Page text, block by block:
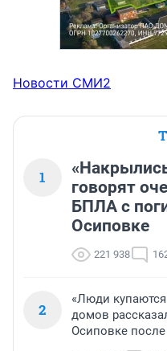
Новости СМИ2
1
говорят
БПЛА с
Осиповке
221 938
2
«Люди
домов
Осиповке